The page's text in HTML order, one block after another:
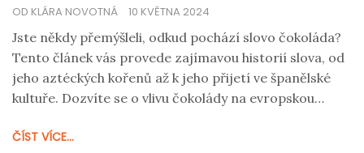
OD KLÁRA NOVOTNÁ 10 KVĚTNA 2024
Jste někdy přemýšleli, odkud pochází slovo čokoláda?
Tento článek vás provede zajímavou historií slova, od
jeho aztéckých kořenů až k jeho přijetí ve španělské
kultuře. Dozvíte se o vlivu čokolády na evropskou
své domovině. Připravte se objevovat fascinující
ČÍST VÍCE...